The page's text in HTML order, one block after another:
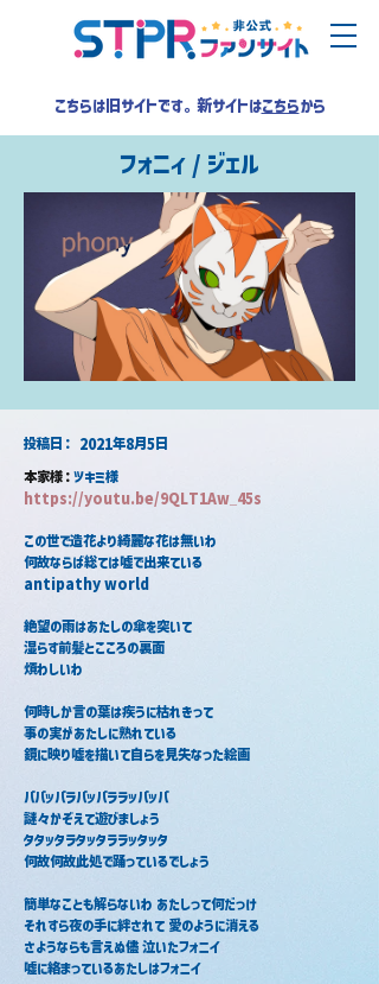
こちらは旧サイトです。新サイトはこちらから
フォニィ / ジェル
2021年8月5日
​投稿日：
本家様：ツキミ様
https://youtu.be/9QLT1Aw_45s
この世で造花より綺麗な花は無いわ
何故ならば総ては嘘で出来ている
antipathy world
絶望の雨はあたしの傘を突いて
湿らす前髪とこころの裏面
煩わしいわ
何時しか言の葉は疾うに枯れきって
事の実があたしに熟れている
鏡に映り嘘を描いて自らを見失なった絵画
パパッパラパッパララッパッパ
謎々かぞえて遊びましょう
タタッタラタッタララッタッタ
何故何故此処で踊っているでしょう
簡単なことも解らないわ あたしって何だっけ
それすら夜の手に絆されて 愛のように消える
さようならも言えぬ儘 泣いたフォニイ
嘘に絡まっているあたしはフォニイ